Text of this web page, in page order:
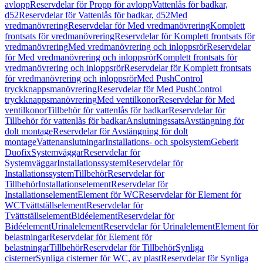
avloppReservdelar för Propp för avloppVattenlås för badkar,
d52Reservdelar för Vattenlås för badkar, d52Med
vredmanövreringReservdelar för Med vredmanövreringKomplett
frontsats för vredmanövreringReservdelar för Komplett frontsats för
vredmanövreringMed vredmanövrering och inloppsrörReservdelar
för Med vredmanövrering och inloppsrörKomplett frontsats för
vredmanövrering och inloppsrörReservdelar för Komplett frontsats
för vredmanövrering och inloppsrörMed PushControl
tryckknappsmanövreringReservdelar för Med PushControl
tryckknappsmanövreringMed ventilkonorReservdelar för Med
ventilkonorTillbehör för vattenlås för badkarReservdelar för
Tillbehör för vattenlås för badkarAnslutningssatsAvstängning för
dolt montageReservdelar för Avstängning för dolt
montageVattenanslutningarInstallations- och spolsystemGeberit
DuofixSystemväggarReservdelar för
SystemväggarInstallationssystemReservdelar för
InstallationssystemTillbehörReservdelar för
TillbehörInstallationselementReservdelar för
InstallationselementElement för WCReservdelar för Element för
WCTvättställselementReservdelar för
TvättställselementBidéelementReservdelar för
BidéelementUrinalelementReservdelar för UrinalelementElement för
belastningarReservdelar för Element för
belastningarTillbehörReservdelar för TillbehörSynliga
cisternerSynliga cisterner för WC, av plastReservdelar för Synliga